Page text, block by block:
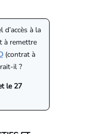
à la
à remettre
(contrat à
il ?
le 27